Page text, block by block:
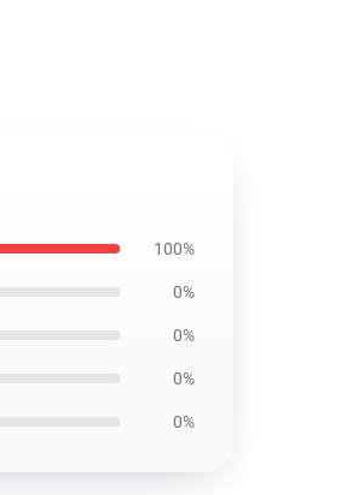
100%
0%
0%
0%
0%